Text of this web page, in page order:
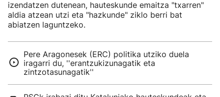
izendatzen dutenean, hauteskunde emaitza "txarren"
aldia atzean utzi eta "hazkunde" ziklo berri bat
abiatzen laguntzeko.
Pere Aragonesek (ERC) politika utziko duela
iragarri du, ''erantzukizunagatik eta
zintzotasunagatik''